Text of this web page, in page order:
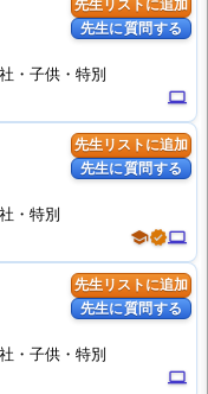
先生リストに追加
先生に質問する
computer
・子供・特別
先生リストに追加
先生に質問する
schoolverifiedcomputer
・特別
先生リストに追加
先生に質問する
computer
・子供・特別